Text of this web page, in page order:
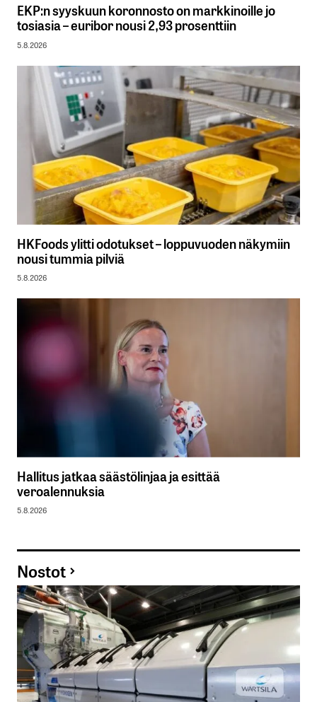
EKP:n syyskuun koronnosto on markkinoille jo
tosiasia – euribor nousi 2,93 prosenttiin
5.8.2026
HKFoods ylitti odotukset – loppuvuoden näkymiin
nousi tummia pilviä
5.8.2026
Hallitus jatkaa säästölinjaa ja esittää
veroalennuksia
5.8.2026
Nostot